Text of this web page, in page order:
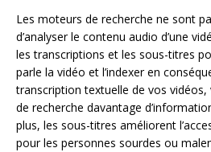
Les moteurs de recherche ne sont
d’analyser le contenu audio d’une
les transcriptions et les sous-titres
parle la vidéo et l’indexer en
transcription textuelle de vos
de recherche davantage
plus, les sous-titres améliorent
pour les personnes sourdes ou